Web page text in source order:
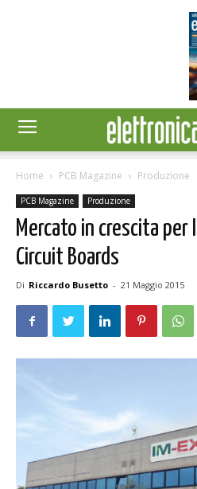
Home PCB Magazine Produzione
PCB Magazine Produzione
Mercato in crescita per
Circuit Boards
Di Riccardo Busetto - 21 Maggio 2015